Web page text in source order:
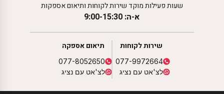
שעות פעילות מוקד שירות לקוחות ותיאום אספקות
א-ה: 9:00-15:30
שירות לקוחות
077-9972664
לצ'אט עם נציג
תיאום אספקה
077-8052650
לצ'אט עם נציג